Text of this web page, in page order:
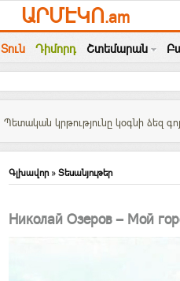
ԱՐՄԷԿՈ.am
Տուն Դիմորդ Շտեմարան
Պետական կրթությունը կօգնի ձեզ
Գլխավոր» Տեսանյութեր
Николай Озеров — Мой